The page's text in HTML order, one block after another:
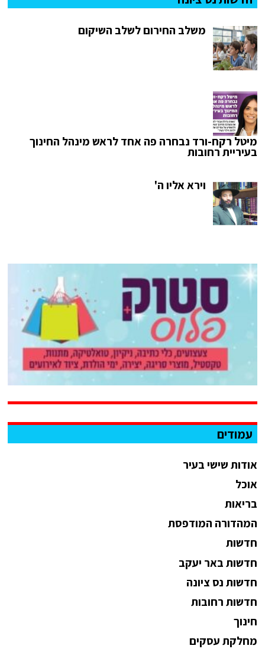
משלב החירום לשלב השיקום
מיטל רקח-ורד נבחרה פה אחד לראש מינהל החינוך
בעיריית רחובות
וירא אליו ה'
עמודים
אודות שישי בעיר
אוכל
בריאות
המהדורה המודפסת
חדשות
חדשות באר יעקב
חדשות נס ציונה
חדשות רחובות
חינוך
מחלקת עסקים